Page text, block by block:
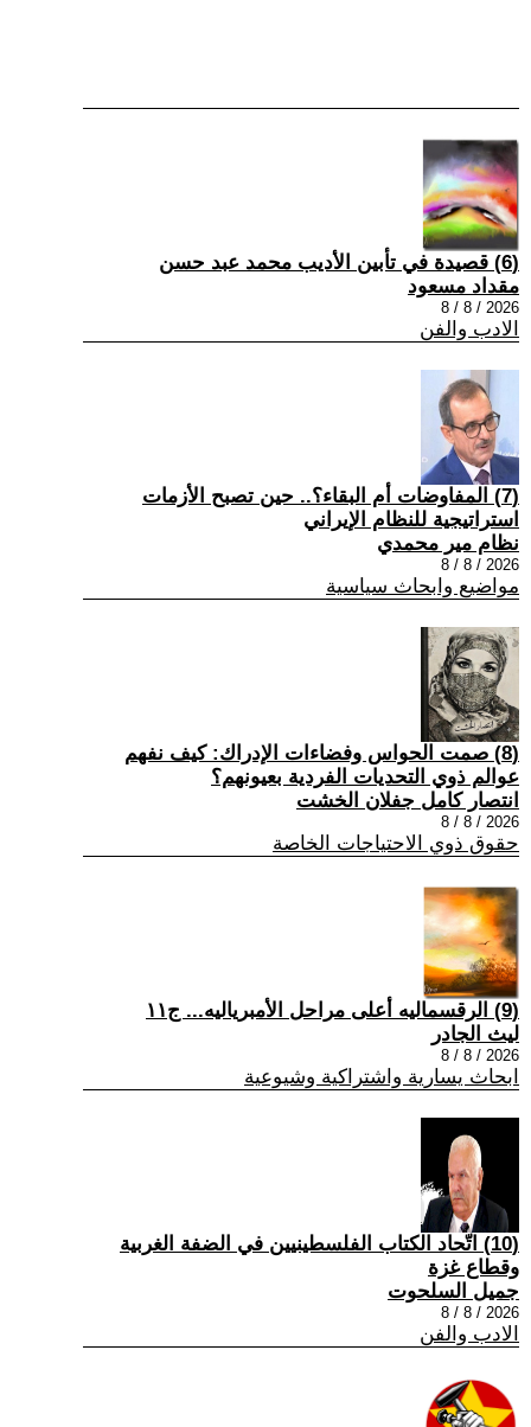
(6) قصيدة في تأبين الأديب محمد عبد حسن
مقداد مسعود
2026 / 8 / 8
الادب والفن
(7) المفاوضات أم البقاء؟.. حين تصبح الأزمات
استراتيجية للنظام الإيراني
نظام مير محمدي
2026 / 8 / 8
مواضيع وابحاث سياسية
(8) صمت الحواس وفضاءات الإدراك: كيف نفهم
عوالم ذوي التحديات الفردية بعيونهم؟
انتصار كامل جفلان الخشت
2026 / 8 / 8
حقوق ذوي الاحتياجات الخاصة
(9) الرقسماليه أعلى مراحل الأمبرياليه... ج١١
ليث الجادر
2026 / 8 / 8
ابحاث يسارية واشتراكية وشيوعية
(10) اتّحاد الكتاب الفلسطينيين في الضفة الغربية
وقطاع غزة
جميل السلحوت
2026 / 8 / 8
الادب والفن